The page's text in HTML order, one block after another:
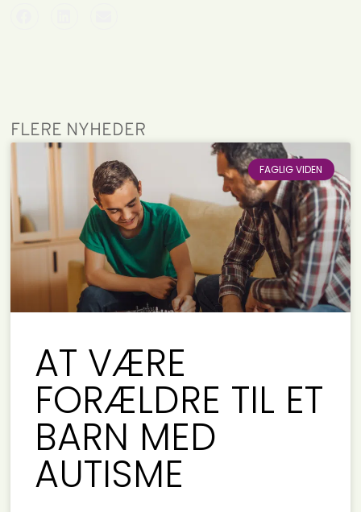
FLERE NYHEDER
FAGLIG VIDEN
AT VÆRE
FORÆLDRE TIL ET
BARN MED
AUTISME